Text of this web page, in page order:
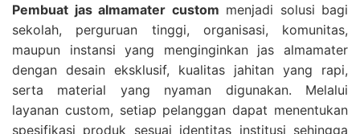
Pembuat jas almamater custom menjadi solusi bagi
sekolah, perguruan tinggi, organisasi, komunitas,
maupun instansi yang menginginkan jas almamater
dengan desain eksklusif, kualitas jahitan yang rapi,
serta material yang nyaman digunakan. Melalui
layanan custom, setiap pelanggan dapat menentukan
spesifikasi produk sesuai identitas institusi sehingga